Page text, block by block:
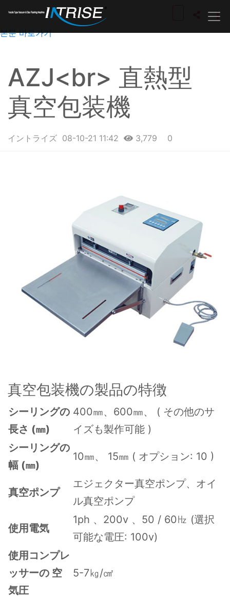
본문 바로가기
AZJ<br> 直熱型
真空包装機
イントライズ 08-10-21 11:42 3,779 0
真空包装機の製品の特徴
シーリングの
長さ (㎜)
400㎜、600㎜、 ( その他のサ
イズも製作可能 )
シーリングの
幅 (㎜)
10㎜、 15㎜ ( オプション: 10 )
真空ポンプ
エジェクター真空ポンプ、オイ
ル真空ポンプ
使用電気
1ph 、200v 、50 / 60㎐ (選択
可能な電圧: 100v)
使用コンプレ
ッサーの 空
気圧
5-7㎏/㎠